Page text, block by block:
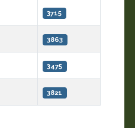
3715
3863
3475
3821